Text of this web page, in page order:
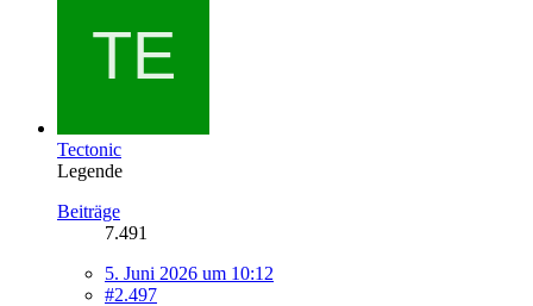
Tectonic
Legende
Beiträge
7.491
5. Juni 2026 um 10:12
#2.497